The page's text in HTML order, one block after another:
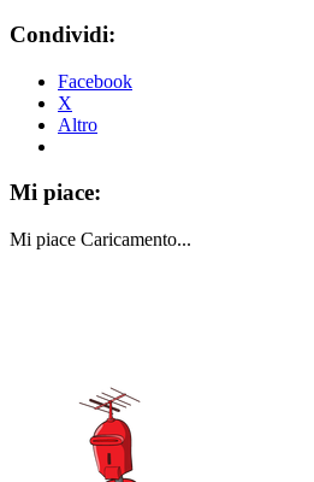
Condividi:
Facebook
X
Altro
Mi piace:
Mi piace Caricamento...